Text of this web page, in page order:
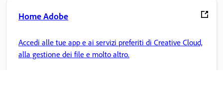
Home Adobe
Accedi alle tue app e ai servizi preferiti di Creative Cloud,
alla gestione dei file e molto altro.